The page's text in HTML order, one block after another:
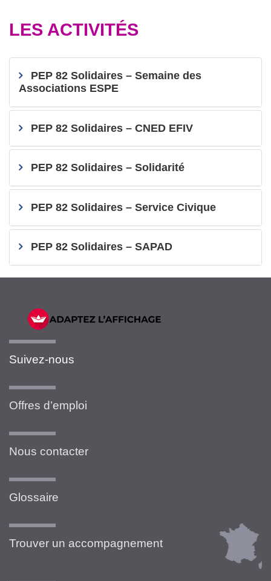
LES ACTIVITÉS
PEP 82 Solidaires – Semaine des
Associations ESPE
PEP 82 Solidaires – CNED EFIV
PEP 82 Solidaires – Solidarité
PEP 82 Solidaires – Service Civique
PEP 82 Solidaires – SAPAD
Suivez-nous
Offres d’emploi
Nous contacter
Glossaire
Trouver un accompagnement